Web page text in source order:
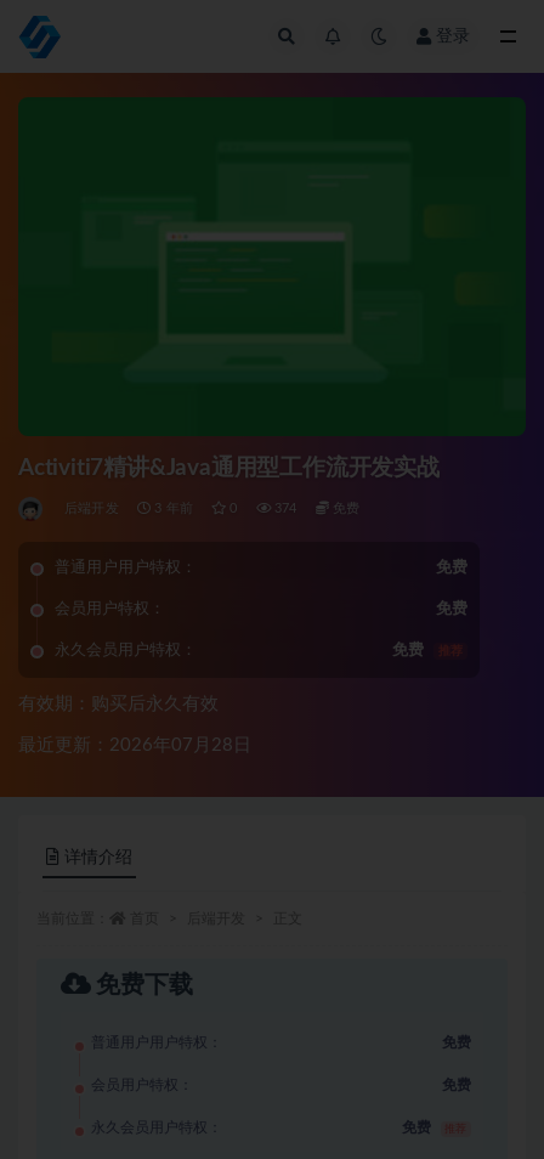
登录
Activiti7精讲&Java通用型工作流开发实战
后端开发 3 年前 0 374 免费
普通用户用户特权： 免费
会员用户特权： 免费
永久会员用户特权： 免费 推荐
有效期：购买后永久有效
最近更新：2026年07月28日
详情介绍
免费下载
普通用户用户特权： 免费
会员用户特权： 免费
永久会员用户特权： 免费